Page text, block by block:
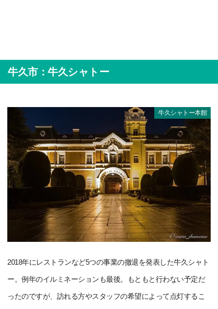
牛久市：牛久シャトー
牛久シャトー本館
2018年にレストランなど5つの事業の撤退を発表した牛久シャト
ー。例年のイルミネーションも最後。もともと行わない予定だ
ったのですが、訪れる方やスタッフの希望によって点灯するこ